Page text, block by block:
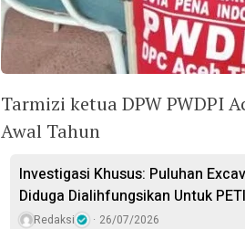
Tarmizi ketua DPW PWDPI
Awal Tahun
Investigasi Khusus: Puluhan
Diduga Dialihfungsikan Untuk
Redaksi 26/07/2026